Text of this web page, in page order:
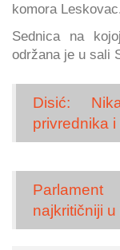
komora
Sednica na
održana je u sali
Disić:
privrednika i
najkritičniji